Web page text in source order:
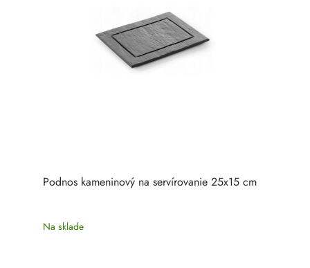
Podnos kameninový na servírovanie 25x15 cm
Na sklade